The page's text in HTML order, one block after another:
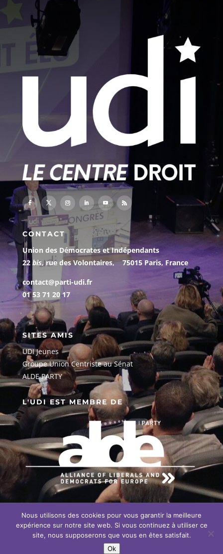
CONTACT
Union des Démocrates et Indépendants
22 bis, rue des Volontaires, 75015 Paris, France
contact@parti-udi.fr
01 53 71 20 17
SITES AMIS
UDI Jeunes
Groupe Union Centriste au Sénat
ALDE PARTY
L'UDI EST MEMBRE DE
EN SAVOIR PLUS SUR NOTRE
ENGAGEMENT EUROPÉEN
Nous utilisons des cookies pour vous garantir la meilleure
expérience sur notre site web. Si vous continuez à utiliser ce
site, nous supposerons que vous en êtes satisfait.
Ok